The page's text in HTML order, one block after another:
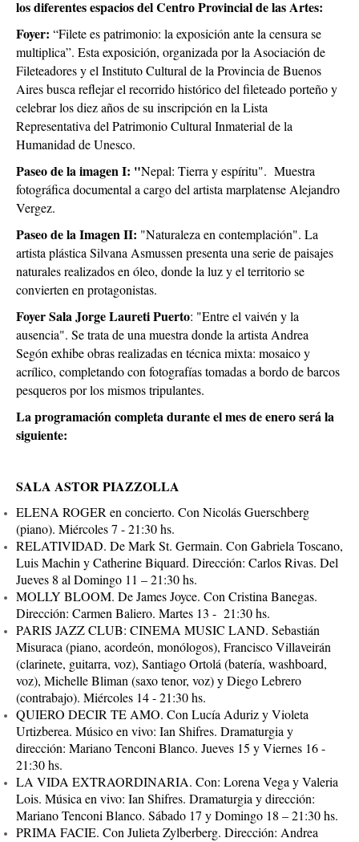
los diferentes espacios del Centro Provincial de las Artes:
Foyer: “Filete es patrimonio: la exposición ante la censura se
multiplica”. Esta exposición, organizada por la Asociación de
Fileteadores y el Instituto Cultural de la Provincia de Buenos
Aires busca reflejar el recorrido histórico del fileteado porteño y
celebrar los diez años de su inscripción en la Lista
Representativa del Patrimonio Cultural Inmaterial de la
Humanidad de Unesco.
Paseo de la imagen I: "Nepal: Tierra y espíritu". Muestra
fotográfica documental a cargo del artista marplatense Alejandro
Vergez.
Paseo de la Imagen II: "Naturaleza en contemplación". La
artista plástica Silvana Asmussen presenta una serie de paisajes
naturales realizados en óleo, donde la luz y el territorio se
convierten en protagonistas.
Foyer Sala Jorge Laureti Puerto: "Entre el vaivén y la
ausencia". Se trata de una muestra donde la artista Andrea
Segón exhibe obras realizadas en técnica mixta: mosaico y
acrílico, completando con fotografías tomadas a bordo de barcos
pesqueros por los mismos tripulantes.
La programación completa durante el mes de enero será la
siguiente:
SALA ASTOR PIAZZOLLA
ELENA ROGER en concierto. Con Nicolás Guerschberg
(piano). Miércoles 7 - 21:30 hs.
RELATIVIDAD. De Mark St. Germain. Con Gabriela Toscano,
Luis Machin y Catherine Biquard. Dirección: Carlos Rivas. Del
Jueves 8 al Domingo 11 – 21:30 hs.
MOLLY BLOOM. De James Joyce. Con Cristina Banegas.
Dirección: Carmen Baliero. Martes 13 - 21:30 hs.
PARIS JAZZ CLUB: CINEMA MUSIC LAND. Sebastián
Misuraca (piano, acordeón, monólogos), Francisco Villaveirán
(clarinete, guitarra, voz), Santiago Ortolá (batería, washboard,
voz), Michelle Bliman (saxo tenor, voz) y Diego Lebrero
(contrabajo). Miércoles 14 - 21:30 hs.
QUIERO DECIR TE AMO. Con Lucía Aduriz y Violeta
Urtizberea. Músico en vivo: Ian Shifres. Dramaturgia y
dirección: Mariano Tenconi Blanco. Jueves 15 y Viernes 16 -
21:30 hs.
LA VIDA EXTRAORDINARIA. Con: Lorena Vega y Valeria
Lois. Música en vivo: Ian Shifres. Dramaturgia y dirección:
Mariano Tenconi Blanco. Sábado 17 y Domingo 18 – 21:30 hs.
PRIMA FACIE. Con Julieta Zylberberg. Dirección: Andrea